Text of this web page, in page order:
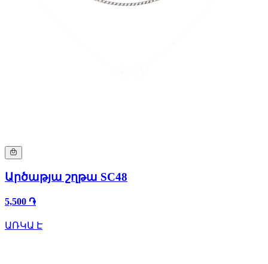
Արծաթյա շղթա SC48
5,500 ֏
ԱՌԿԱ Է